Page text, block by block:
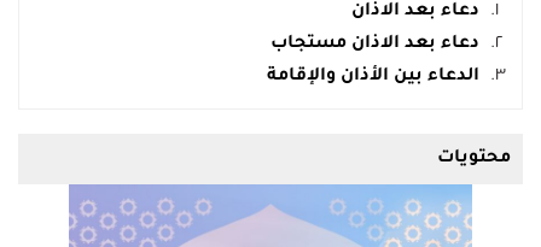
محتويات
دعاء بعد الاذان
دعاء بعد الاذان مستجاب
الدعاء بين الأذان والإقامة